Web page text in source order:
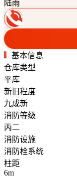
陆雨
基本信息
仓库类型
平库
新旧程度
九成新
消防等级
丙二
消防设施
消防栓系统
柱距
6m